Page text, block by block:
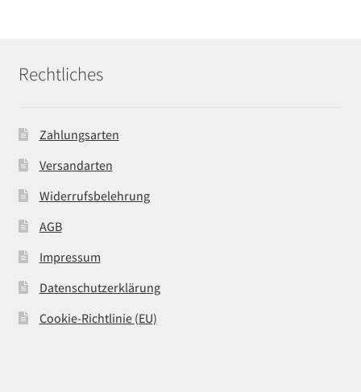
Rechtliches
Zahlungsarten
Versandarten
Widerrufsbelehrung
AGB
Impressum
Datenschutzerklärung
Cookie-Richtlinie (EU)